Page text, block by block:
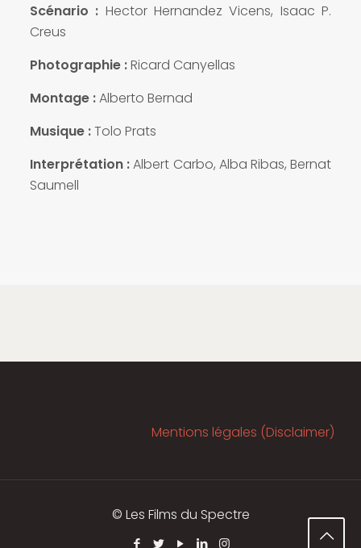
Scénario : Hector Hernandez Vicens, Isaac P.
Creus
Photographie :Ricard Canyellas
Montage :Alberto Bernad
Musique :Tolo Prats
Interprétation :Albert Carbo, Alba Ribas, Bernat
Saumell
Mentions légales (Disclaimer)
© Les Films du Spectre